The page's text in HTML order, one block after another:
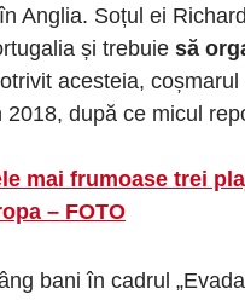
Anglia. Soțul ei
și trebuie să
acesteia,
2018, după ce micul
mai frumoase trei
– FOTO
bani în cadrul